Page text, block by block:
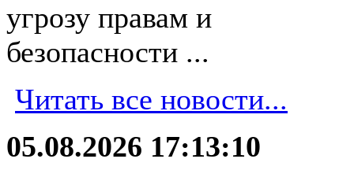
угрозу правам и
безопасности ...
Читать все новости...
05.08.2026 17:13:10